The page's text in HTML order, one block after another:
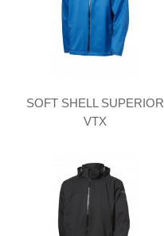
SOFT SHELL SUPERIOR
VTX